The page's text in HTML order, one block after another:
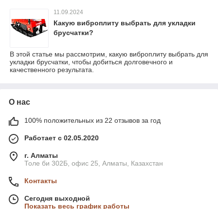
11.09.2024
Какую виброплиту выбрать для укладки
брусчатки?
В этой статье мы рассмотрим, какую виброплиту выбрать для
укладки брусчатки, чтобы добиться долговечного и
качественного результата.
О нас
100% положительных из 22 отзывов за год
Работает с 02.05.2020
г. Алматы
Толе би 302Б, офис 25, Алматы, Казахстан
Контакты
Сегодня выходной
Показать весь график работы